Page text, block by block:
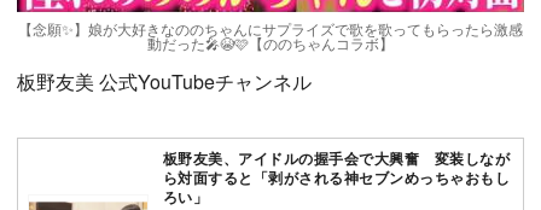
【念願✨】娘が大好きなののちゃんにサプライズで歌を歌ってもらったら激感
動だった🎤😭🩷【ののちゃんコラボ】
板野友美 公式YouTubeチャンネル
板野友美、アイドルの握手会で大興奮 変装しなが
ら対面すると「剥がされる神セブンめっちゃおもし
ろい」